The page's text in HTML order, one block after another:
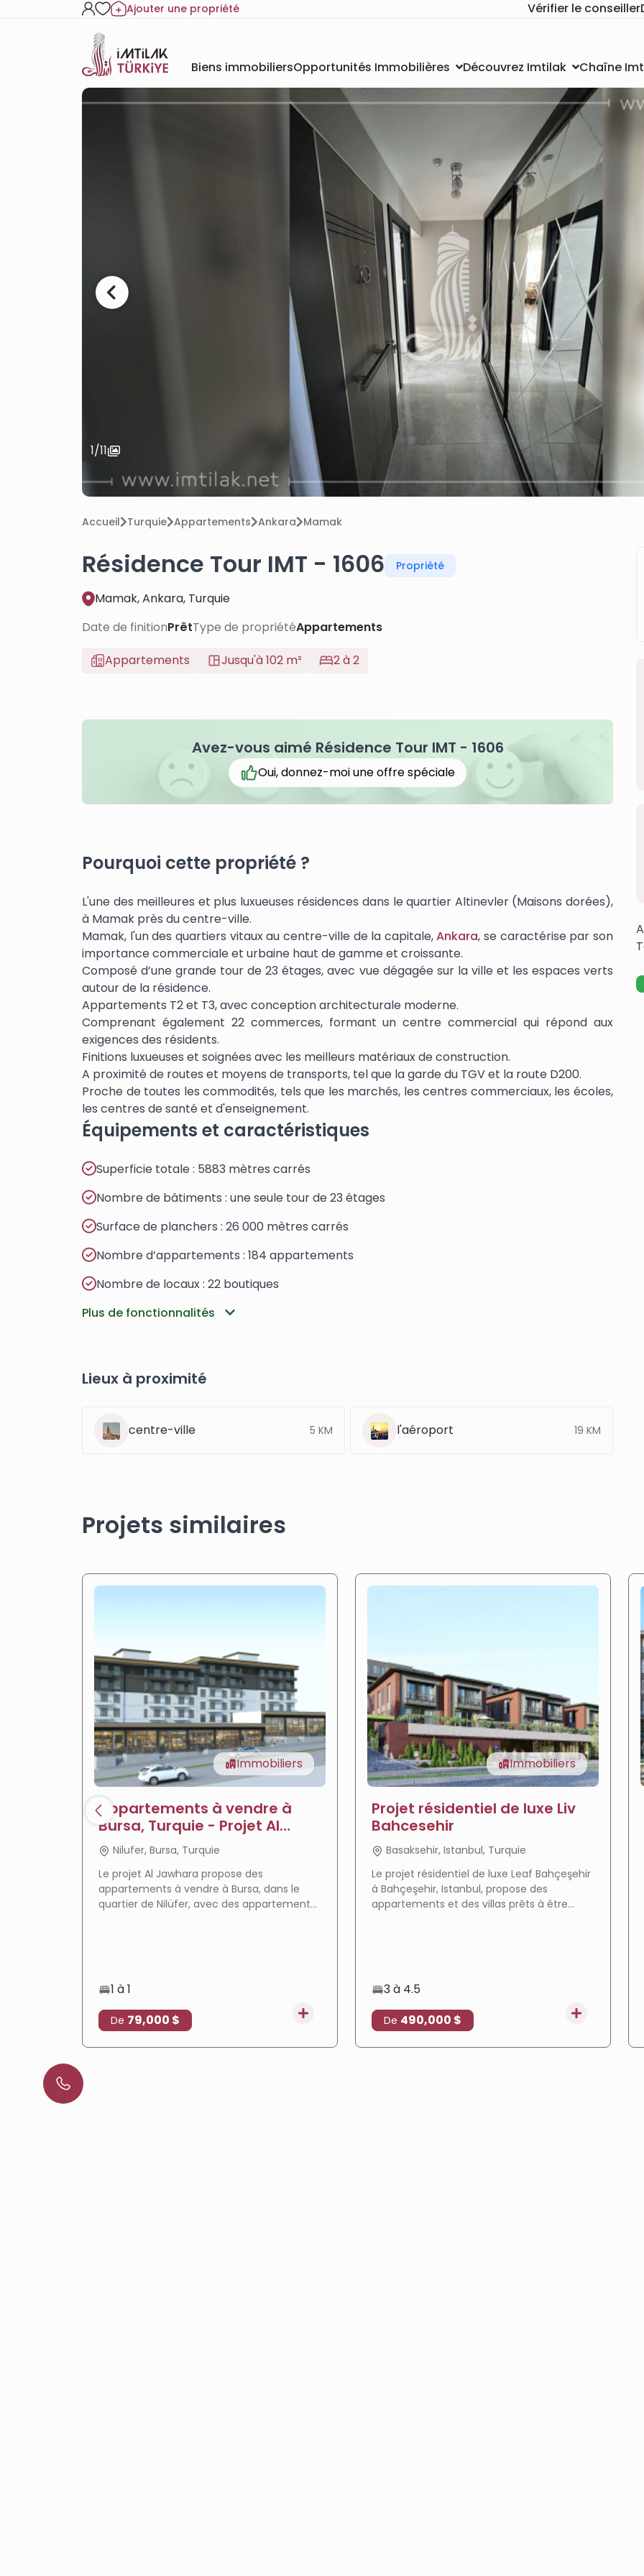
Ajouter une propriété Vérifier le conseiller
Biens immobiliersOpportunités Immobilières Découvrez Imtilak Chaîne
1/11
Accueil Turquie Appartements Ankara Mamak
Résidence Tour IMT - 1606 Propriété
Mamak, Ankara, Turquie
Date de finitionPrêtType de propriétéAppartements
Appartements
Jusqu'à 102 m² 2 à 2
Avez-vous aimé Résidence Tour IMT - 1606
Oui, donnez-moi une offre spéciale
Pourquoi cette propriété ?
L'une des meilleures et plus luxueuses résidences dans le quartier Altinevler (Maisons dorées),
à Mamak près du centre-ville.
Mamak, l'un des quartiers vitaux au centre-ville de la capitale,Ankara, se caractérise par son
importance commerciale et urbaine haut de gamme et croissante.
Composé d’une grande tour de 23 étages, avec vue dégagée sur la ville et les espaces verts
autour de la résidence.
Appartements T2 et T3, avec conception architecturale moderne.
Comprenant également 22 commerces, formant un centre commercial qui répond aux
exigences des résidents.
Finitions luxueuses et soignées avec les meilleurs matériaux de construction.
A proximité de routes et moyens de transports, tel que la garde du TGV et la route D200.
Proche de toutes les commodités, tels que les marchés, les centres commerciaux, les écoles,
les centres de santé et d'enseignement.
Équipements et caractéristiques
Superficie totale : 5883 mètres carrés
Nombre de bâtiments : une seule tour de 23 étages
Surface de planchers : 26 000 mètres carrés
Nombre d’appartements : 184 appartements
Nombre de locaux : 22 boutiques
Plus de fonctionnalités
Lieux à proximité
centre-ville 5 KM l'aéroport 19 KM
Projets similaires
Immobiliers
Appartements à vendre à
Bursa, Turquie - Projet Al
Jawhara
Nilufer, Bursa, Turquie
Le projet Al Jawhara propose des
appartements à vendre à Bursa, dans le
quartier de Nilüfer, avec des appartements
1 à 1
De 79,000 $
Immobiliers
Projet résidentiel de luxe Liv
Bahcesehir
Basaksehir, Istanbul, Turquie
Le projet résidentiel de luxe Leaf Bahçeşehir
à Bahçeşehir, Istanbul, propose des
appartements et des villas prêts à être
3 à 4.5
De 490,000 $